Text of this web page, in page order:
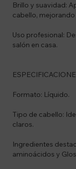
Brillo y suavidad:
cabello, mejorando
Uso profesional:
salón en casa.
Formato: Líquido.
Tipo de cabello:
claros.
Ingredientes
aminoácidos y